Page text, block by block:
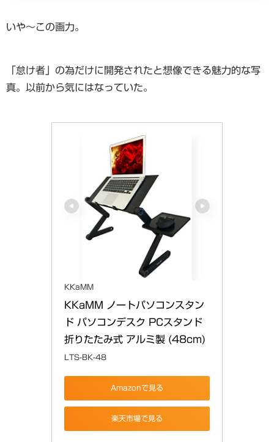
いや～この画力。
「怠け者」の為だけに開発されたと想像できる魅力的な写
真。以前から気にはなっていた。
KKaMM
KKaMM ノートパソコンスタン
ド パソコンデスク PCスタンド
折りたたみ式 アルミ製 (48cm)
LTS-BK-48
Amazonで見る
楽天市場で見る